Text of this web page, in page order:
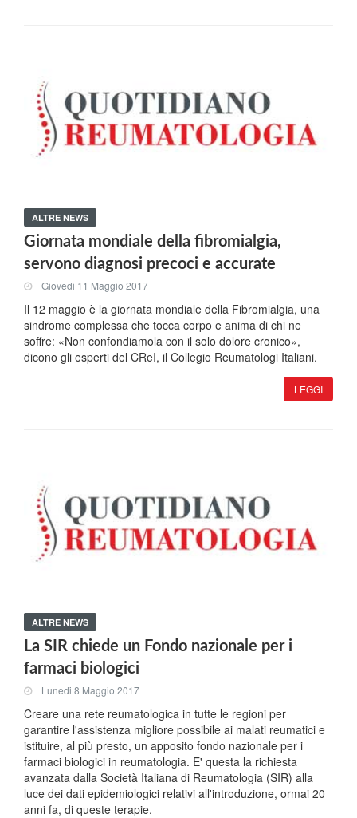
ALTRE NEWS
Giornata mondiale della fibromialgia,
servono diagnosi precoci e accurate
Giovedi 11 Maggio 2017
Il 12 maggio è la giornata mondiale della Fibromialgia, una
sindrome complessa che tocca corpo e anima di chi ne
soffre: «Non confondiamola con il solo dolore cronico»,
dicono gli esperti del CReI, il Collegio Reumatologi Italiani.
LEGGI
ALTRE NEWS
La SIR chiede un Fondo nazionale per i
farmaci biologici
Lunedi 8 Maggio 2017
Creare una rete reumatologica in tutte le regioni per
garantire l'assistenza migliore possibile ai malati reumatici e
istituire, al più presto, un apposito fondo nazionale per i
farmaci biologici in reumatologia. E' questa la richiesta
avanzata dalla Società Italiana di Reumatologia (SIR) alla
luce dei dati epidemiologici relativi all'introduzione, ormai 20
anni fa, di queste terapie.